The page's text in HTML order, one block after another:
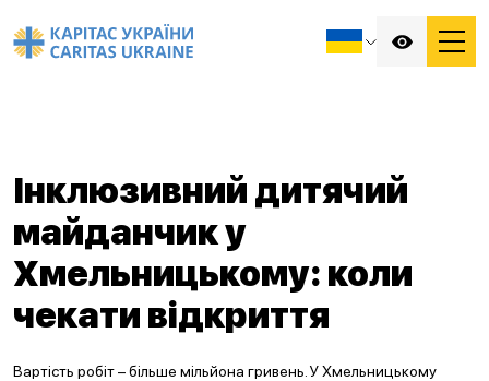
Інклюзивний дитячий
майданчик у
Хмельницькому: коли
чекати відкриття
Вартість робіт – більше мільйона гривень. У Хмельницькому